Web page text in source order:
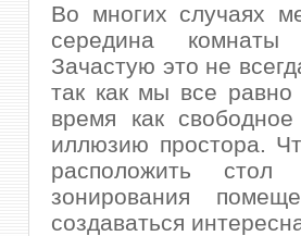
Во многих случаях
середина комнаты
Зачастую это не
так как мы все
время как
иллюзию простора.
расположить
зонирования
создаваться